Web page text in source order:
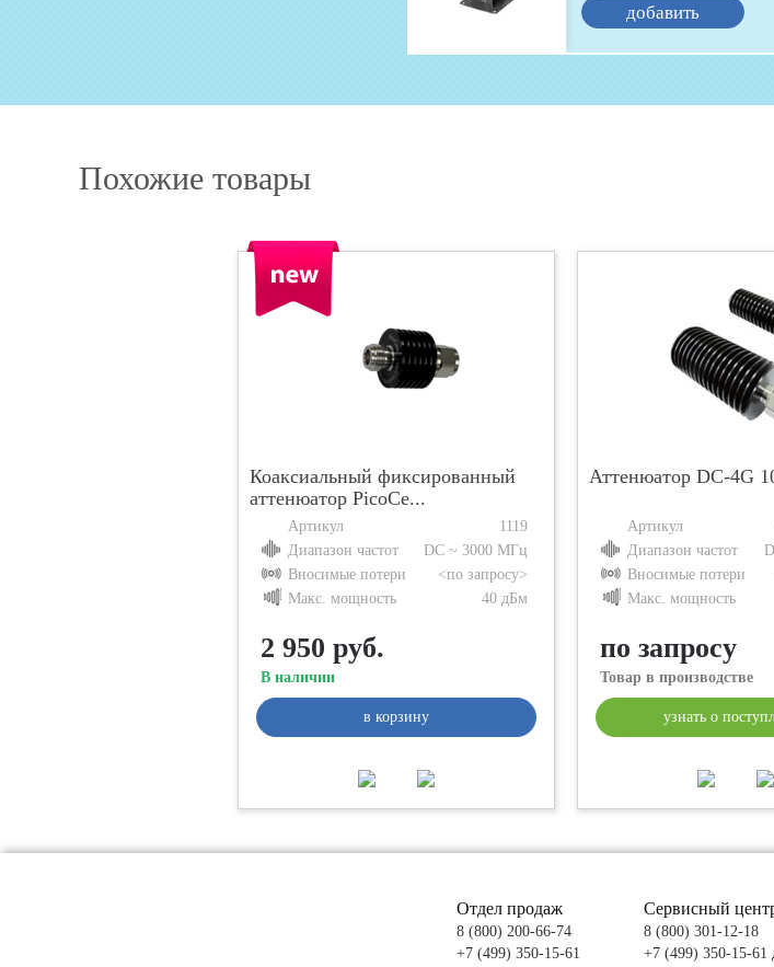
добавить
Похожие товары
Коаксиальный фиксированный
аттенюатор PicoCe...
Артикул
1119
Диапазон частот
DC ~ 3000 МГц
Вносимые потери
<по запросу>
Макс. мощность
40 дБм
2 950 руб.
В наличии
в корзину
Аттенюатор DC-4G
Артикул
Диапазон частот
Вносимые потери
Макс. мощность
по запросу
Товар в производстве
узнать о
Отдел продаж
8 (800) 200-66-74
+7 (499) 350-15-61
Сервисный
8 (800) 301-12-18
+7 (499) 350-15-61